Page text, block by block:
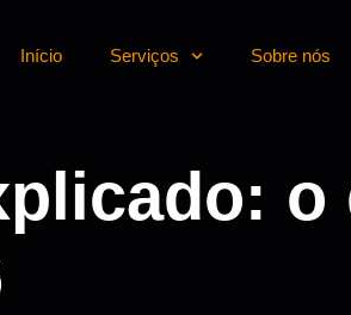
Início Serviços Sobre nós
o